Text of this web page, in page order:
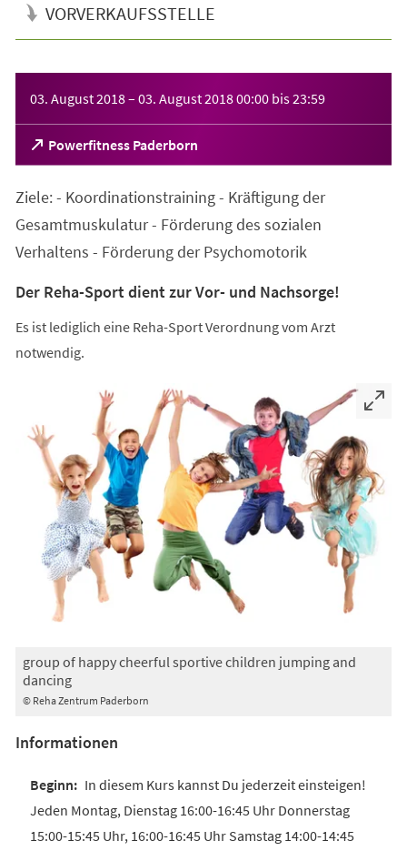
VORVERKAUFSSTELLE
03. August 2018– 03. August 201800:00 bis23:59
Powerfitness Paderborn
(Öffnet
in
neuen
Ziele: - Koordinationstraining - Kräftigung der
Gesamtmuskulatur - Förderung des sozialen
Verhaltens - Förderung der Psychomotorik
Der Reha-Sport dient zur Vor- und Nachsorge!
Es ist lediglich eine Reha-Sport Verordnung vom Arzt
notwendig.
© Reha Zentrum Paderborn
group of happy cheerful sportive children jumping and
dancing
Informationen
In diesem Kurs kannst Du jederzeit einsteigen!
Jeden Montag, Dienstag 16:00-16:45 Uhr Donnerstag
15:00-15:45 Uhr, 16:00-16:45 Uhr Samstag 14:00-14:45